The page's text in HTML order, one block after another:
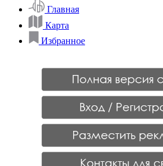
Главная
Карта
Избранное